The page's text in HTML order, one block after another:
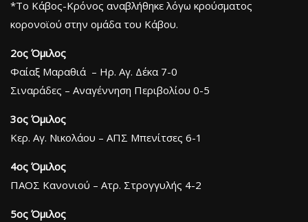
*To Κάβος-Κρόνος αναβλήθηκε λόγω κρούσματος
κορονοϊού στην ομάδα του Κάβου.
2ος Όμιλος
Φαίαξ Μαραθιά – Ηρ. Αγ. Δέκα 7-0
Σιναράδες – Αναγέννηση Περιβολίου 0-5
3ος Όμιλος
Κερ. Αγ. Νικολάου – ΑΠΣ Μπενίτσες 6-1
4ος Όμιλος
ΠΑΟΣ Κανονιού – Ατρ. Στρογγυλής 4-2
5ος Όμιλος